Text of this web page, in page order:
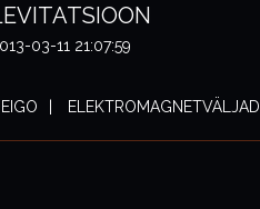
03-11 21:07:59
ELEKTROMAGNETVÄLJAD